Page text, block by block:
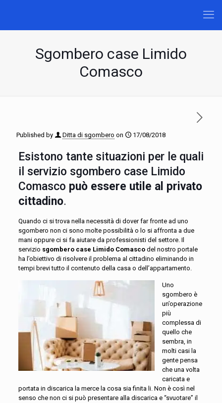
Sgombero case Limido
Comasco
Published by Ditta di sgombero on 17/08/2018
Esistono tante situazioni per le quali
il servizio sgombero case Limido
Comasco può essere utile al privato
cittadino.
Quando ci si trova nella necessità di dover far fronte ad uno
sgombero non ci sono molte possibilità o lo si affronta a due
mani oppure ci si fa aiutare da professionisti del settore. Il
servizio sgombero case Limido Comasco del nostro portale
ha l’obiettivo di risolvere il problema al cittadino eliminando in
tempi brevi tutto il contenuto della casa o dell’appartamento.
Uno
sgombero è
un’operazione
più
complessa di
quello che
sembra, in
molti casi la
gente pensa
che una volta
caricata e
portata in discarica la merce la cosa sia finita li. Non è così nel
senso che non ci si può presentare alla discarica e “svuotare” il